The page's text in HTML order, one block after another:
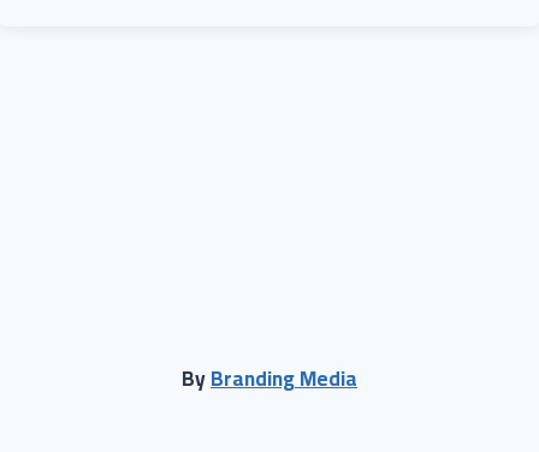
ByBranding Media